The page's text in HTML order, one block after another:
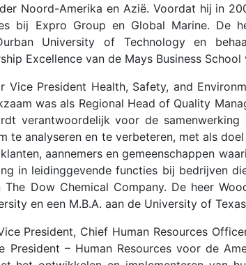
Noord-Amerika en Azië. Voordat hij in
bij Expro Group en Global Marine. De
University of Technology en
Excellence van de Mays Business School
Vice President Health, Safety, and
was als Regional Head of Quality
verantwoordelijk voor de
te analyseren en te verbeteren, met als
aannemers en gemeenschappen
in leidinggevende functies bij bedrijven
The Dow Chemical Company. De heer
en een M.B.A. aan de University of
President, Chief Human Resources
President – Human Resources voor de